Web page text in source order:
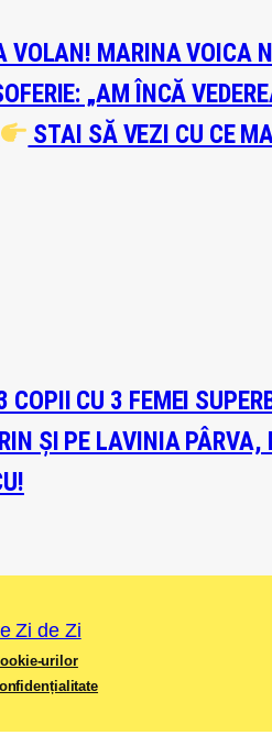
VOLAN! MARINA VOICA
„AM ÎNCĂ
STAI SĂ VEZI CU CE
COPII CU 3 FEMEI
ȘI PE LAVINIA PÂRVA,
urilor